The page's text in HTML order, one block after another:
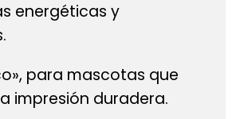
energéticas y
para mascotas que
impresión duradera.